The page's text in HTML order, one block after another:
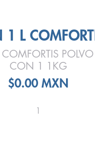
1 L
POLVO
CON 1 1KG
$0.00 MXN
1